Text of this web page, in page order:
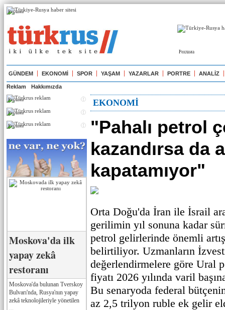
Реклама
Реклама
GÜNDEM EKONOMİ SPOR YAŞAM YAZARLAR PORTRE ANALİZ
Reklam Hakkımızda
Реклама
Реклама
Реклама
Moskova'da ilk
yapay zekâ
restoranı
Moskova'da bulunan Tverskoy
Bulvarı'nda, Rusya'nın yapay
zekâ teknolojileriyle yönetilen
EKONOMİ
"Pahalı petrol
kazandırsa da
kapatamıyor"
Orta Doğu'da İran ile İsrail
gerilimin yıl sonuna kadar
petrol gelirlerinde önemli
belirtiliyor. Uzmanların
değerlendirmelere göre Ural
fiyatı 2026 yılında varil
Bu senaryoda federal
az 2,5 trilyon ruble ek gelir